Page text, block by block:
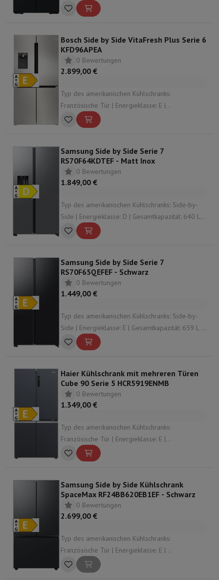
Gesamtkapazität: 649 L | Dispensator: Wasser-
Bosch Side by Side VitaFresh Plus Serie 6
KFD96APEA
0 Bewertungen
2.899,00 €
Typ des amerikanischen Kühlschranks:
Französische Tür | Energieklasse: E |
Gesamtkapazität: 574 L | Dispensator: Wasser-
Samsung Side by Side Serie 7
RS70F64KDTEF - Matt Inox
0 Bewertungen
1.849,00 €
Typ des amerikanischen Kühlschranks: Side-by-
Side | Energieklasse: D | Gesamtkapazität: 640 L |
Dispensator: Wasser- und Eisspender |
Geräuschpegel: 36 dB
Samsung Side by Side Serie 7
RS70F65QEFEF - Schwarz
0 Bewertungen
1.449,00 €
Typ des amerikanischen Kühlschranks: Side-by-
Side | Energieklasse: E | Gesamtkapazität: 659 L |
Geräuschpegel: 36 dB | Höhe: 1784 mm
Haier Kühlschrank mit mehreren Türen
Cube 90 Serie 5 HCR5919ENMB
0 Bewertungen
1.349,00 €
Typ des amerikanischen Kühlschranks:
Französische Tür | Energieklasse: E |
Gesamtkapazität: 522 L | Dispensator: Keine |
Geräuschpegel: 38 dB
Samsung Side by Side Kühlschrank
SpaceMax RF24BB620EB1EF - Schwarz
0 Bewertungen
2.699,00 €
Typ des amerikanischen Kühlschranks:
Französische Tür | Energieklasse: E |
Gesamtkapazität: 674 L | Dispensator: Wasser-